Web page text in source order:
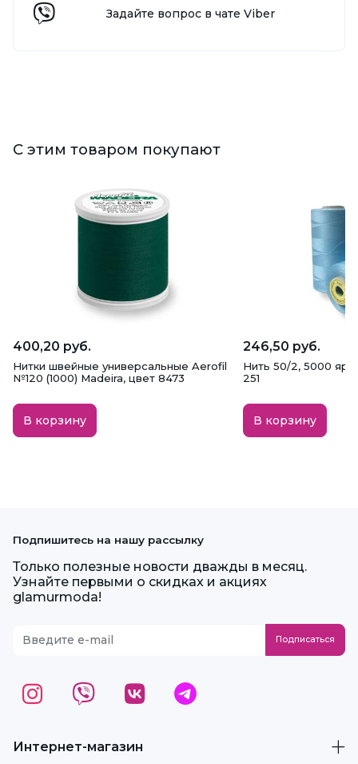
Задайте вопрос в чате Viber
С этим товаром покупают
400,20 руб.
Нитки швейные универсальные Aerofil
№120 (1000) Madeira, цвет 8473
В корзину
246,50 руб.
Нить 50/2, 5000
251
В корзину
Интернет-магазин
Подпишитесь на нашу рассылку
Только полезные новости дважды в месяц.
Узнайте первыми о скидках и акциях
glamurmoda!